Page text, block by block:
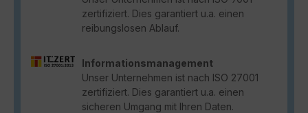
zertifiziert. Dies garantiert u.a. einen
reibungslosen Ablauf.
Informationsmanagement
Unser Unternehmen ist nach ISO 27001
zertifiziert. Dies garantiert u.a. einen
sicheren Umgang mit Ihren Daten.